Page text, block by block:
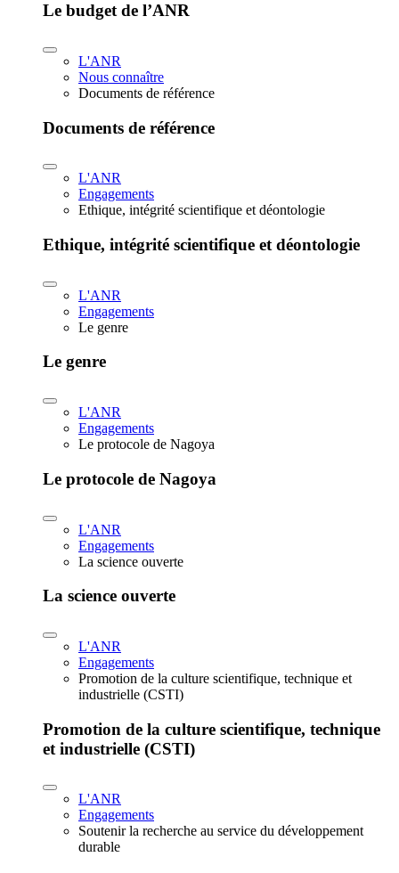
Le budget de l’ANR
L'ANR
Nous connaître
Documents de référence
Documents de référence
L'ANR
Engagements
Ethique, intégrité scientifique et déontologie
Ethique, intégrité scientifique et déontologie
L'ANR
Engagements
Le genre
Le genre
L'ANR
Engagements
Le protocole de Nagoya
Le protocole de Nagoya
L'ANR
Engagements
La science ouverte
La science ouverte
L'ANR
Engagements
Promotion de la culture scientifique, technique et
industrielle (CSTI)
Promotion de la culture scientifique, technique
et industrielle (CSTI)
L'ANR
Engagements
Soutenir la recherche au service du développement
durable